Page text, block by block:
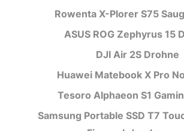
Rowenta X-Plorer S75
ASUS ROG Zephyrus 15
DJI Air 2S Drohne
Huawei Matebook X Pro
Tesoro Alphaeon S1
Samsung Portable SSD T7